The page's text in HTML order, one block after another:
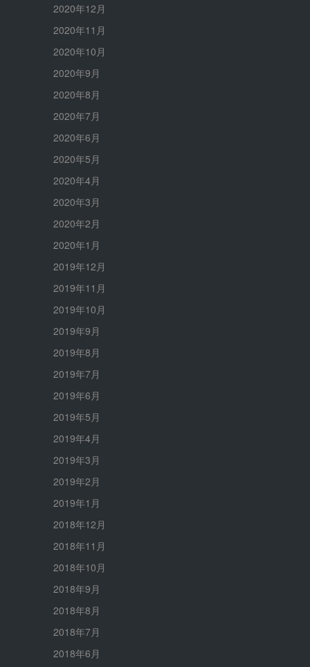
2020年12月
2020年11月
2020年10月
2020年9月
2020年8月
2020年7月
2020年6月
2020年5月
2020年4月
2020年3月
2020年2月
2020年1月
2019年12月
2019年11月
2019年10月
2019年9月
2019年8月
2019年7月
2019年6月
2019年5月
2019年4月
2019年3月
2019年2月
2019年1月
2018年12月
2018年11月
2018年10月
2018年9月
2018年8月
2018年7月
2018年6月